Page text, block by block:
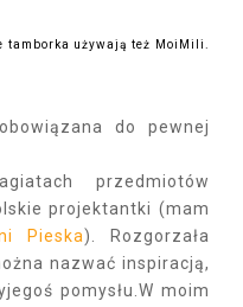
tamborka używają też MoiMili.
do pewnej
przedmiotów
projektantki (mam
Pieska). Rozgorzała
nazwać inspiracją,
pomysłu.W moim